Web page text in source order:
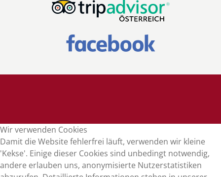
Wir verwenden Cookies
Damit die Website fehlerfrei läuft, verwenden wir kleine
'Kekse'. Einige dieser Cookies sind unbedingt notwendig,
andere erlauben uns, anonymisierte Nutzerstatistiken